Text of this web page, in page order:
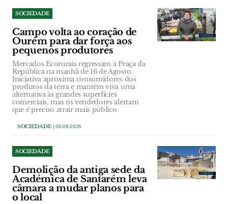
SOCIEDADE
Campo volta ao coração de
Ourém para dar força aos
pequenos produtores
Mercados Ecorurais regressam à Praça da
República na manhã de 16 de Agosto.
Iniciativa aproxima consumidores dos
produtos da terra e mantém viva uma
alternativa às grandes superfícies
comerciais, mas os vendedores alertam
que é preciso atrair mais público.
SOCIEDADE| 06-08-2026
SOCIEDADE
Demolição da antiga sede da
Académica de Santarém leva
câmara a mudar planos para
o local